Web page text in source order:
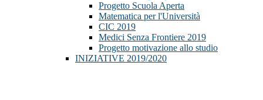
Progetto Scuola Aperta
Matematica per l'Università
CIC 2019
Medici Senza Frontiere 2019
Progetto motivazione allo studio
INIZIATIVE 2019/2020